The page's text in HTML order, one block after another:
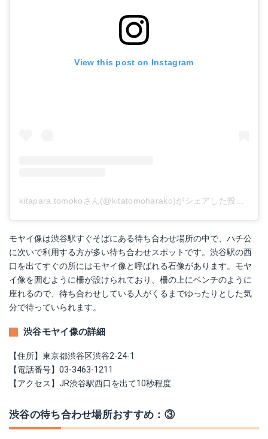
View this post on Instagram
モヤイ像は渋谷駅すぐそばにある待ち合わせ場所の中で、ハチ公
に次いで利用する方が多い待ち合わせスポットです。渋谷駅の西
口を出てすぐの所にはモヤイ像と呼ばれる石像があります。モヤ
イ像を囲むように柵が設けられており、柵の上にベンチのように
座れるので、待ち合わせしている人がくるまでゆったりとした気
分で待っていられます。
渋谷モヤイ像の詳細
【住所】東京都渋谷区渋谷2-24-1
【電話番号】03-3463-1211
【アクセス】JR渋谷駅西口を出て10秒程度
渋谷の待ち合わせ場所おすすめ：③